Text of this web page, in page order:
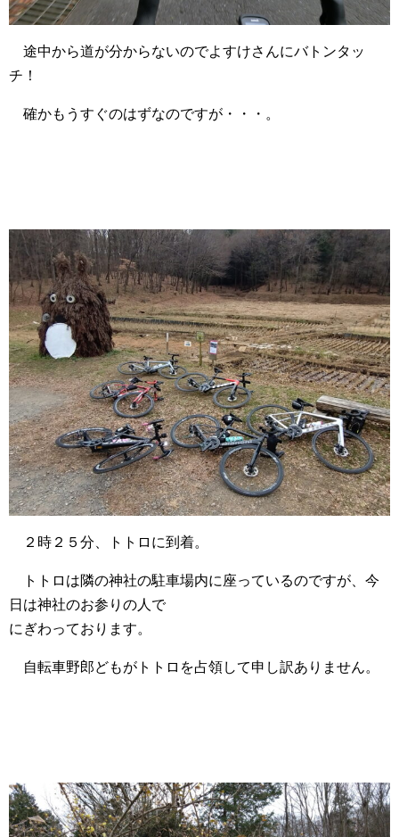
途中から道が分からないのでよすけさんにバトンタッ
チ！
確かもうすぐのはずなのですが・・・。
２時２５分、トトロに到着。
トトロは隣の神社の駐車場内に座っているのですが、今
日は神社のお参りの人で
にぎわっております。
自転車野郎どもがトトロを占領して申し訳ありません。